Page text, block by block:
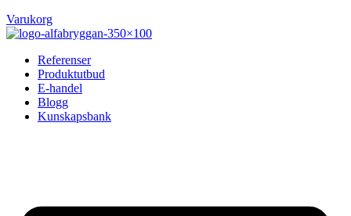
Varukorg
Referenser
Produktutbud
E-handel
Blogg
Kunskapsbank